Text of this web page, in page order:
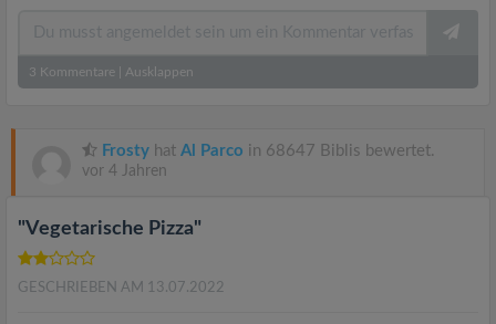
3 Kommentare Ausklappen
Frosty hat Al Parco in 68647 Biblis bewertet.
vor 4 Jahren
"Vegetarische Pizza"
GESCHRIEBEN AM 13.07.2022